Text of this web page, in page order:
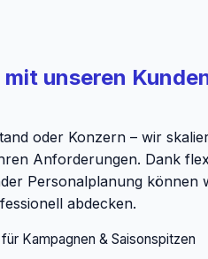
unseren
oder Konzern – wir
Anforderungen. Dank
Personalplanung können
abdecken.
Kampagnen & Saisonspitzen